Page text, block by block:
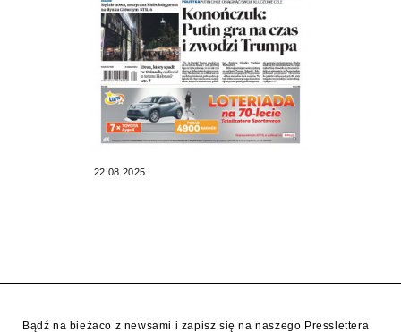
22.08.2025
Bądź na bieżaco z newsami i zapisz się na naszego Presslettera